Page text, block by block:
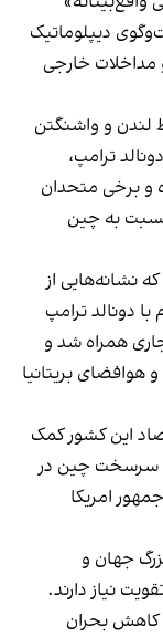
دیپلوماتیک
خارجی
لندن و واشنگتن
ترامپ،
و برخی متحدان
نسبت به چین
نشانه‌هایی از
دونالد ترامپ
همراه شد و
هوافضای بریتانیا
این کشور کمک
سرسخت چین در
امریکا
جهان و
نیاز دارند.
کاهش بحران